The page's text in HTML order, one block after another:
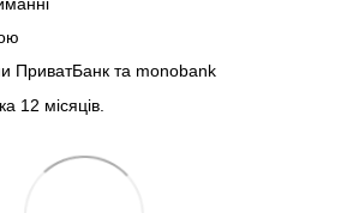
ПриватБанк та monobank
12 місяців.